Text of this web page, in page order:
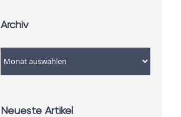
Archiv
Archiv
Neueste Artikel